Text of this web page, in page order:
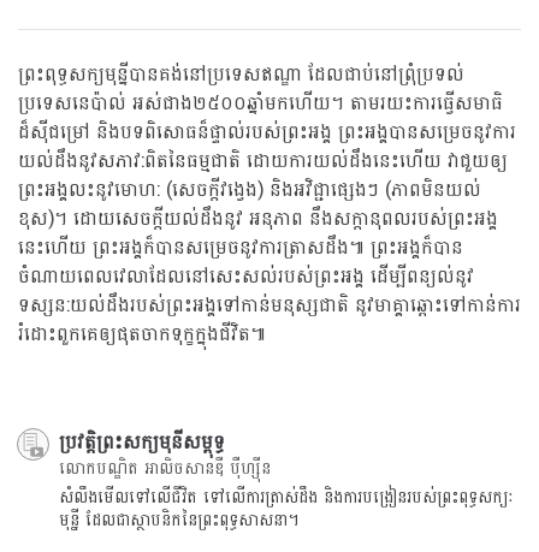
on
facebook
ព្រះពុទ្ធសក្យមុន្នីបានគង់នៅប្រទេសឥណ្ឌា ដែលជាប់នៅព្រំុប្រទល់
ប្រទេសនេប៉ាល់ អស់ជាង២៥០០ឆ្នាំមកហើយ។ តាមរយះការធ្វើសមាធិ
ដ៏សុីជម្រៅ និងបទពិសោធន៏ផ្ទាល់របស់ព្រះអង្គ ព្រះអង្គបានសម្រេចនូវការ
យល់ដឹងនូវសភាវ:ពិតនៃធម្មជាតិ ដោយការយល់ដឹងនេះហើយ វាជួយឲ្យ
ព្រះអង្គលះនូវមោហ: (សេចក្តីវង្វេង) និងអវិជ្ជាផ្សេងៗ (ភាពមិនយល់
ខុស)។ ដោយសេចក្តីយល់ដឹងនូវ អនុភាព នឹងសក្តានុពលរបស់ព្រះអង្គ
នេះហើយ ព្រះអង្គក៏បានសម្រេចនូវការត្រាសដឹង៕ ព្រះអង្គក៏បាន
ចំណាយពេលវេលាដែលនៅសេះសល់របស់ព្រះអង្គ ដើម្បីពន្យល់នូវ
ទស្សន:យល់ដឹងរបស់ព្រះអង្គទៅកាន់មនុស្សជាតិ នូវមាគ្គាឆ្ពោះទៅកាន់ការ
រំដោះពួកគេឲ្យផុតចាកទុក្ខក្នុងជីវិត៕
ប្រវត្តិព្រះសក្យមុនីសម្ពុទ្ធ
លោកបណ្ឌិត អាលិចសានឌឺ បុឺហ្សុីន
សំលឹងមើលទៅលើជីវិត ទៅលើការត្រាស់ដឹង និងការបង្រៀនរបស់ព្រះពុទ្ធសក្យៈ
មុន្នី ដែលជាស្ថាបនិកនៃព្រះពុទ្ធសាសនា។